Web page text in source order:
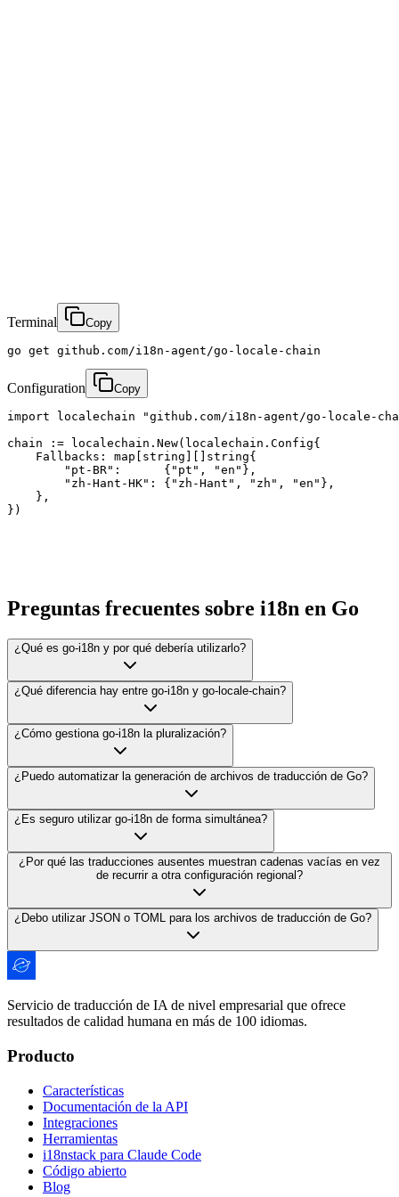
Terminal Copy
go get github.com/i18n-agent/go-locale-chain
Configuration Copy
import localechain "github.com/i18n-agent/go-locale-
chain := localechain.New(localechain.Config{
    Fallbacks: map[string][]string{
        "pt-BR":      {"pt", "en"},
        "zh-Hant-HK": {"zh-Hant", "zh", "en"},
    },
})
Preguntas frecuentes sobre i18n en Go
¿Qué es go-i18n y por qué debería utilizarlo?
¿Qué diferencia hay entre go-i18n y go-locale-chain?
¿Cómo gestiona go-i18n la pluralización?
¿Puedo automatizar la generación de archivos de traducción de Go?
¿Es seguro utilizar go-i18n de forma simultánea?
¿Por qué las traducciones ausentes muestran cadenas vacías en vez
de recurrir a otra configuración regional?
¿Debo utilizar JSON o TOML para los archivos de traducción de Go?
Servicio de traducción de IA de nivel empresarial que ofrece
resultados de calidad humana en más de 100 idiomas.
Producto
Características
Documentación de la API
Integraciones
Herramientas
i18nstack para Claude Code
Código abierto
Blog